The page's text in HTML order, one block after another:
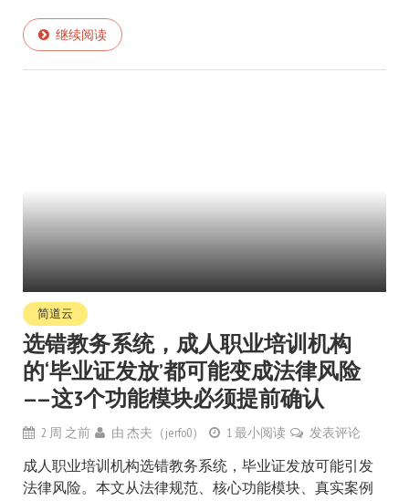
继续阅读
简道云
选错教务系统，成人职业培训机构
的‘毕业证发放’都可能变成法律风险
——这3个功能模块必须提前确认
2 周 之前 由 杰夫（jerfo0） 1 最小阅读 发表评论
成人职业培训机构选错教务系统，毕业证发放可能引发
法律风险。本文从法律规范、核心功能模块、真实案例